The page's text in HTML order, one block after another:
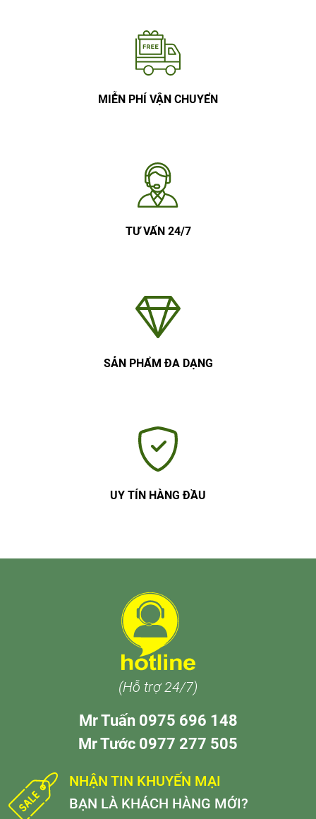
MIỄN PHÍ VẬN CHUYỂN
TƯ VẤN 24/7
SẢN PHẨM ĐA DẠNG
UY TÍN HÀNG ĐẦU
(Hỗ trợ 24/7)
Mr Tuấn 0975 696 148
Mr Tước 0977 277 505
NHẬN TIN KHUYẾN MẠI
BẠN LÀ KHÁCH HÀNG MỚI?